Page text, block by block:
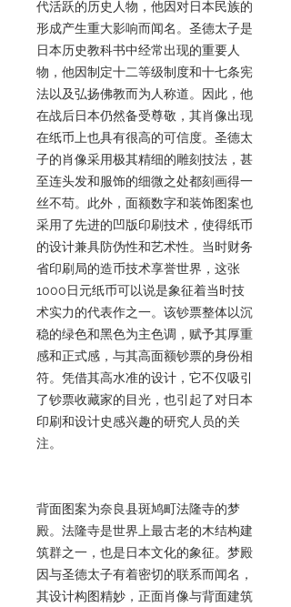
代活跃的历史人物，他因对日本民族的
形成产生重大影响而闻名。圣德太子是
日本历史教科书中经常出现的重要人
物，他因制定十二等级制度和十七条宪
法以及弘扬佛教而为人称道。因此，他
在战后日本仍然备受尊敬，其肖像出现
在纸币上也具有很高的可信度。圣德太
子的肖像采用极其精细的雕刻技法，甚
至连头发和服饰的细微之处都刻画得一
丝不苟。此外，面额数字和装饰图案也
采用了先进的凹版印刷技术，使得纸币
的设计兼具防伪性和艺术性。当时财务
省印刷局的造币技术享誉世界，这张
1000日元纸币可以说是象征着当时技
术实力的代表作之一。该钞票整体以沉
稳的绿色和黑色为主色调，赋予其厚重
感和正式感，与其高面额钞票的身份相
符。凭借其高水准的设计，它不仅吸引
了钞票收藏家的目光，也引起了对日本
印刷和设计史感兴趣的研究人员的关
注。
背面图案为奈良县斑鸠町法隆寺的梦
殿。法隆寺是世界上最古老的木结构建
筑群之一，也是日本文化的象征。梦殿
因与圣德太子有着密切的联系而闻名，
其设计构图精妙，正面肖像与背面建筑